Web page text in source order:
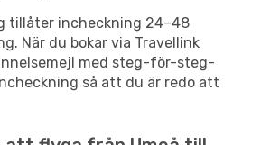
tillåter incheckning 24–48
När du bokar via Travellink
med steg-för-steg-
så att du är redo att